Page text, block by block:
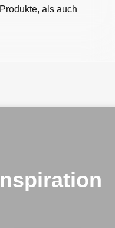
als auch